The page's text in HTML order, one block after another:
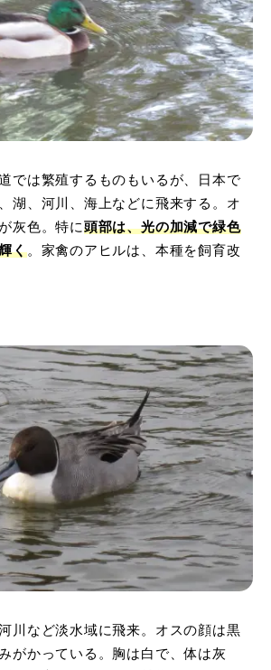
では繁殖するものもいるが、日本で
湖、河川、海上などに飛来する。オ
灰色。特に頭部は、光の加減で緑色
く。家禽のアヒルは、本種を飼育改
川など淡水域に飛来。オスの顔は黒
がかっている。胸は白で、体は灰